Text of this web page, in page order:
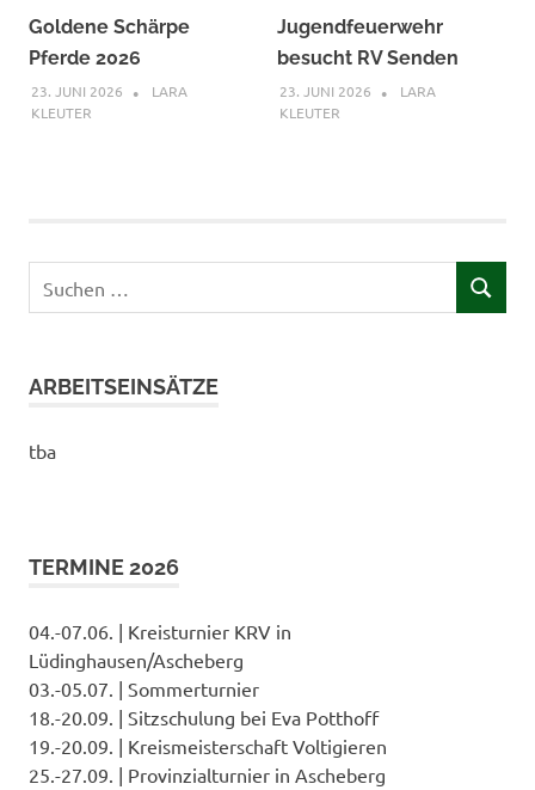
Goldene Schärpe
Pferde 2026
23. JUNI 2026
LARA
KLEUTER
Jugendfeuerwehr
besucht RV Senden
23. JUNI 2026
LARA
KLEUTER
nach:
SUCHEN
ARBEITSEINSÄTZE
tba
TERMINE 2026
04.-07.06. | Kreisturnier KRV in
Lüdinghausen/Ascheberg
03.-05.07. | Sommerturnier
18.-20.09. | Sitzschulung bei Eva Potthoff
19.-20.09. | Kreismeisterschaft Voltigieren
25.-27.09. | Provinzialturnier in Ascheberg